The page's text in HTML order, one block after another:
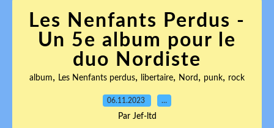
Les Nenfants Perdus -
Un 5e album pour le
duo Nordiste
album, Les Nenfants perdus, libertaire, Nord , punk, rock
06.11.2023 …
Par Jef-ltd